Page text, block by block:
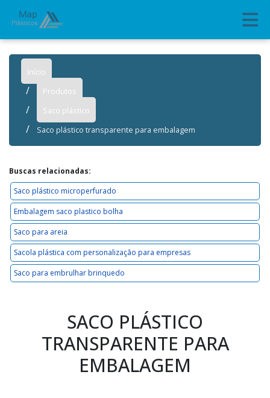
Início
Produtos
Saco plástico
Saco plástico transparente para embalagem
Buscas relacionadas:
Saco plástico microperfurado
Embalagem saco plastico bolha
Saco para areia
Sacola plástica com personalização para empresas
Saco para embrulhar brinquedo
SACO PLÁSTICO
TRANSPARENTE PARA
EMBALAGEM